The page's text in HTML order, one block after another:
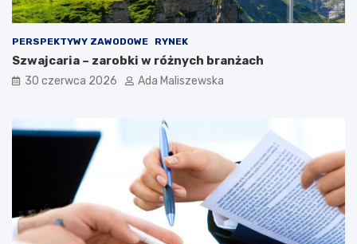
PERSPEKTYWY ZAWODOWE RYNEK
Szwajcaria – zarobki w różnych branżach
30 czerwca 2026 Ada Maliszewska